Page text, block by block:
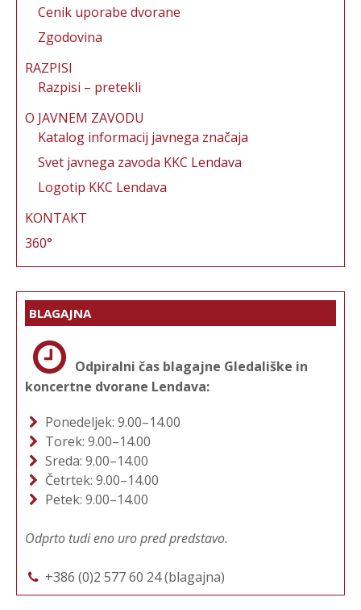
Cenik uporabe dvorane
Zgodovina
RAZPISI
Razpisi – pretekli
O JAVNEM ZAVODU
Katalog informacij javnega značaja
Svet javnega zavoda KKC Lendava
Logotip KKC Lendava
KONTAKT
360°
BLAGAJNA
Odpiralni čas blagajne Gledališke in
koncertne dvorane Lendava:
Ponedeljek: 9.00–14.00
Torek: 9.00–14.00
Sreda: 9.00–14.00
Četrtek: 9.00–14.00
Petek: 9.00–14.00
Odprto tudi eno uro pred predstavo.
+386 (0)2 577 60 24 (blagajna)